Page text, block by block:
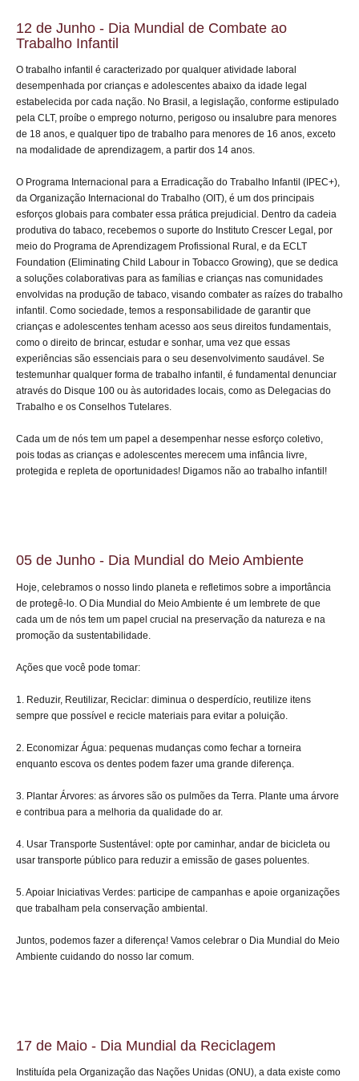
12 de Junho - Dia Mundial de Combate ao
Trabalho Infantil
O trabalho infantil é caracterizado por qualquer atividade laboral
desempenhada por crianças e adolescentes abaixo da idade legal
estabelecida por cada nação. No Brasil, a legislação, conforme estipulado
pela CLT, proíbe o emprego noturno, perigoso ou insalubre para menores
de 18 anos, e qualquer tipo de trabalho para menores de 16 anos, exceto
na modalidade de aprendizagem, a partir dos 14 anos.
O Programa Internacional para a Erradicação do Trabalho Infantil (IPEC+),
da Organização Internacional do Trabalho (OIT), é um dos principais
esforços globais para combater essa prática prejudicial. Dentro da cadeia
produtiva do tabaco, recebemos o suporte do Instituto Crescer Legal, por
meio do Programa de Aprendizagem Profissional Rural, e da ECLT
Foundation (Eliminating Child Labour in Tobacco Growing), que se dedica
a soluções colaborativas para as famílias e crianças nas comunidades
envolvidas na produção de tabaco, visando combater as raízes do trabalho
infantil. Como sociedade, temos a responsabilidade de garantir que
crianças e adolescentes tenham acesso aos seus direitos fundamentais,
como o direito de brincar, estudar e sonhar, uma vez que essas
experiências são essenciais para o seu desenvolvimento saudável. Se
testemunhar qualquer forma de trabalho infantil, é fundamental denunciar
através do Disque 100 ou às autoridades locais, como as Delegacias do
Trabalho e os Conselhos Tutelares.
Cada um de nós tem um papel a desempenhar nesse esforço coletivo,
pois todas as crianças e adolescentes merecem uma infância livre,
protegida e repleta de oportunidades! Digamos não ao trabalho infantil!
05 de Junho - Dia Mundial do Meio Ambiente
Hoje, celebramos o nosso lindo planeta e refletimos sobre a importância
de protegê-lo. O Dia Mundial do Meio Ambiente é um lembrete de que
cada um de nós tem um papel crucial na preservação da natureza e na
promoção da sustentabilidade.
Ações que você pode tomar:
1. Reduzir, Reutilizar, Reciclar: diminua o desperdício, reutilize itens
sempre que possível e recicle materiais para evitar a poluição.
2. Economizar Água: pequenas mudanças como fechar a torneira
enquanto escova os dentes podem fazer uma grande diferença.
3. Plantar Árvores: as árvores são os pulmões da Terra. Plante uma árvore
e contribua para a melhoria da qualidade do ar.
4. Usar Transporte Sustentável: opte por caminhar, andar de bicicleta ou
usar transporte público para reduzir a emissão de gases poluentes.
5. Apoiar Iniciativas Verdes: participe de campanhas e apoie organizações
que trabalham pela conservação ambiental.
Juntos, podemos fazer a diferença! Vamos celebrar o Dia Mundial do Meio
Ambiente cuidando do nosso lar comum.
17 de Maio - Dia Mundial da Reciclagem
Instituída pela Organização das Nações Unidas (ONU), a data existe como